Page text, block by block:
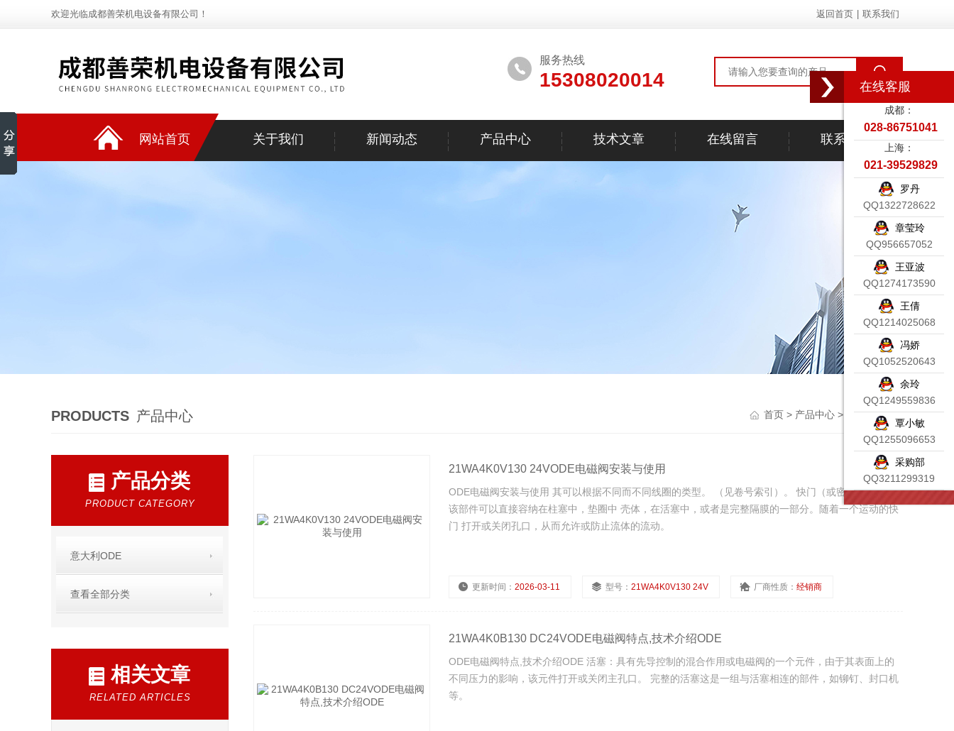
欢迎光临成都善荣机电设备有限公司！ 返回首页 联系我们
服务热线
15308020014
网站首页 关于我们 新闻动态 产品中心 技术文章 在线留言 联系我们
PRODUCTS 产品中心 首页 > 产品中心 > 意大利ODE>
产品分类
PRODUCT CATEGORY
意大利ODE
查看全部分类
相关文章
RELATED ARTICLES
21WA4K0V130 24VODE电磁阀安装与使用
ODE电磁阀安装与使用 其可以根据不同而不同线圈的类型。 （见卷号索引）。 快门（或密封垫圈）：
该部件可以直接容纳在柱塞中，垫圈中 壳体，在活塞中，或者是完整隔膜的一部分。随着一个运动的快
门 打开或关闭孔口，从而允许或防止流体的流动。
更新时间： 2026-03-11 型号： 21WA4K0V130 24V 厂商性质： 经销商
21WA4K0B130 DC24VODE电磁阀特点,技术介绍ODE
ODE电磁阀特点,技术介绍ODE 活塞：具有先导控制的混合作用或电磁阀的一个元件，由于其表面上的
不同压力的影响，该元件打开或关闭主孔口。 完整的活塞这是一组与活塞相连的部件，如铆钉、封口机
等。
在线客服
成都：
028-86751041
上海：
021-39529829
罗丹
QQ1322728622
章莹玲
QQ956657052
王亚波
QQ1274173590
王倩
QQ1214025068
冯娇
QQ1052520643
余玲
QQ1249559836
覃小敏
QQ1255096653
采购部
QQ3211299319